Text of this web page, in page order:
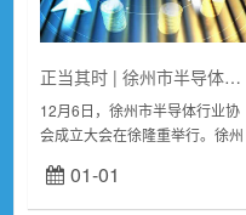
正当其时 | 徐州市半导体行业协会成立
12月6日，徐州市半导体行业协
会成立大会在徐隆重举行。徐州
局社会组织管理办公室主任赵
涛、市工信局信息产业处处长郝
01-01